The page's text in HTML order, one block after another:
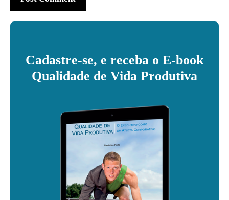
Cadastre-se, e receba o E-book
Qualidade de Vida Produtiva